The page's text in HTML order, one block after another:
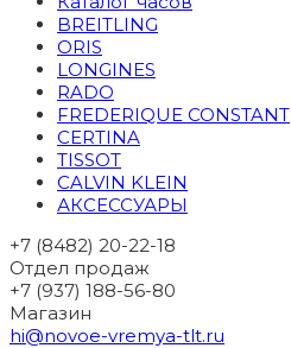
BREITLING
ORIS
LONGINES
RADO
FREDERIQUE CONSTANT
CERTINA
TISSOT
CALVIN KLEIN
АКСЕССУАРЫ
+7 (8482) 20-22-18
Отдел продаж
+7 (937) 188-56-80
Магазин
hi@novoe-vremya-tlt.ru